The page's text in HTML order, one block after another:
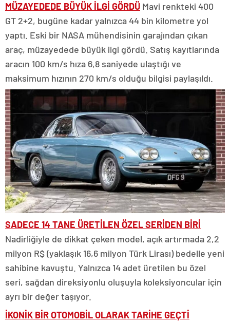
MÜZAYEDEDE BÜYÜK İLGİ GÖRDÜ Mavi renkteki 400
GT 2+2, bugüne kadar yalnızca 44 bin kilometre yol
yaptı. Eski bir NASA mühendisinin garajından çıkan
araç, müzayedede büyük ilgi gördü. Satış kayıtlarında
aracın 100 km/s hıza 6,8 saniyede ulaştığı ve
maksimum hızının 270 km/s olduğu bilgisi paylaşıldı.
SADECE 14 TANE ÜRETİLEN ÖZEL SERİDEN BİRİ
Nadirliğiyle de dikkat çeken model, açık artırmada 2,2
milyon R$ (yaklaşık 16,6 milyon Türk Lirası) bedelle yeni
sahibine kavuştu. Yalnızca 14 adet üretilen bu özel
seri, sağdan direksiyonlu oluşuyla koleksiyoncular için
ayrı bir değer taşıyor.
İKONİK BİR OTOMOBİL OLARAK TARİHE GEÇTİ